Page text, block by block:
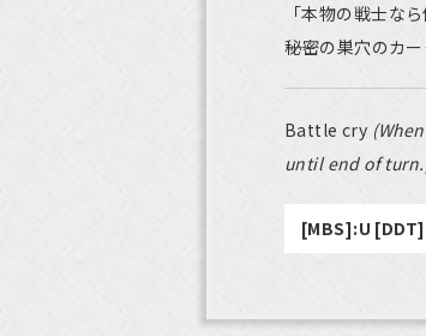
「本物の戦士な
――秘密の巣穴のカ
Battle cry
until end of
[MBS]:U